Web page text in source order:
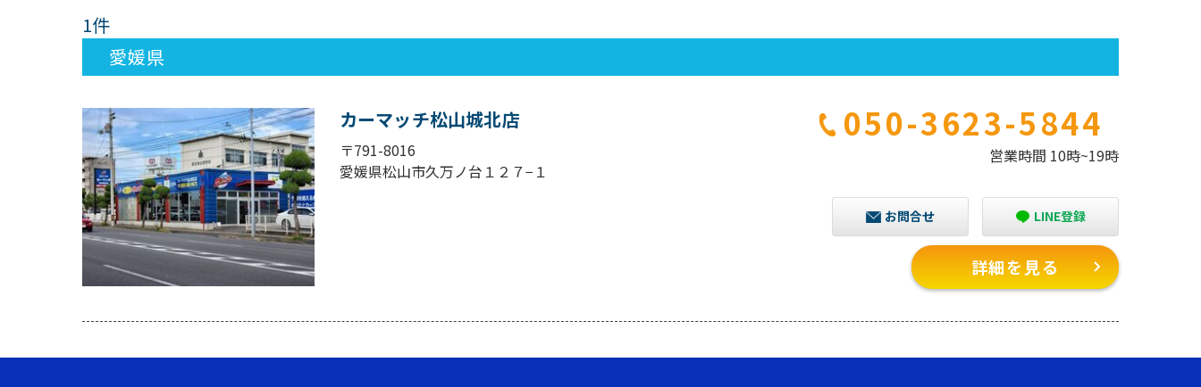
1件
愛媛県
カーマッチ松山城北店
〒791-8016
愛媛県松山市久万ノ台１２７−１
050-3623-5844
営業時間 10時~19時
お問合せ LINE登録
詳細を見る